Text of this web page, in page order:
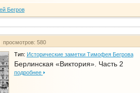
Бегров
580
Тип: Исторические заметки Тимофея Бегрова
Берлинская «Виктория». Часть 2
подробнее